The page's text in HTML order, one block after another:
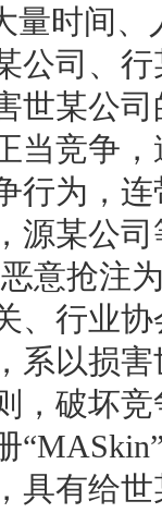
量时间
公司、
世某公
当竞争
行为，
源某公
意抢注
、行业
系以损
，破坏
具有给